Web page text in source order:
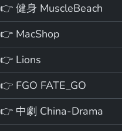
👉 健身 MuscleBeach
👉 MacShop
👉 Lions
👉 FGO FATE_GO
👉 中劇 China-Drama